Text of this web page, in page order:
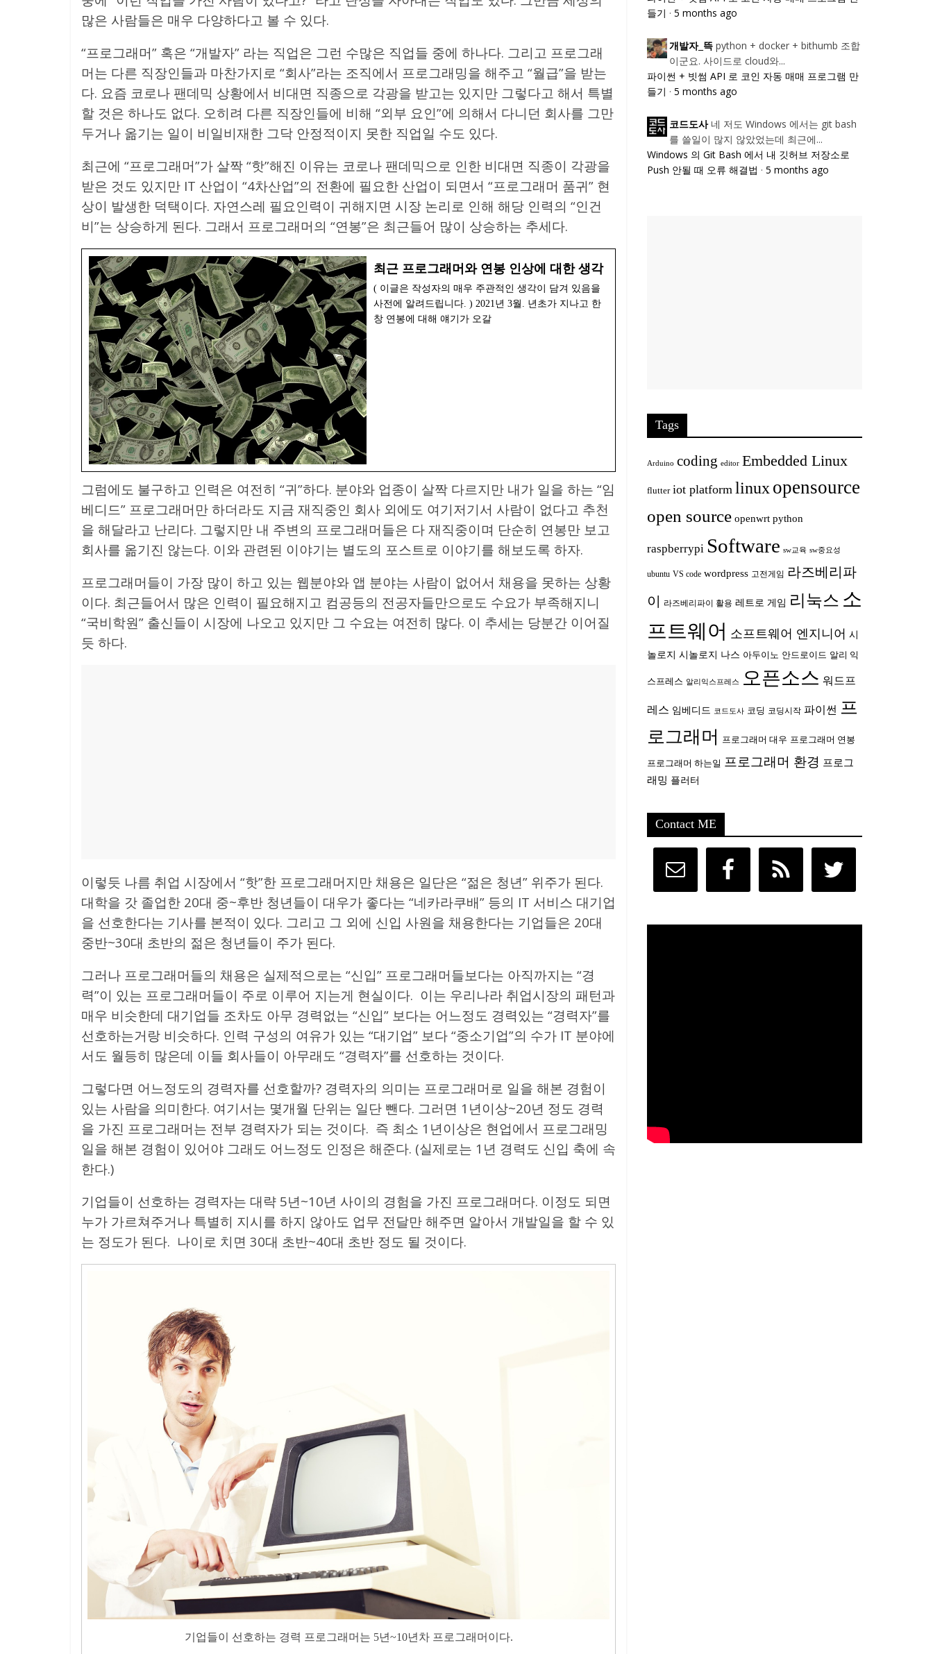
많은 사람들은 매우 다양하다고 볼 수 있다.
“프로그래머” 혹은 “개발자” 라는 직업은 그런 수많은 직업들 중에 하나다. 그리고 프로그래
머는 다른 직장인들과 마찬가지로 “회사”라는 조직에서 프로그래밍을 해주고 “월급”을 받는
다. 요즘 코로나 팬데믹 상황에서 비대면 직종으로 각광을 받고는 있지만 그렇다고 해서 특별
할 것은 하나도 없다. 오히려 다른 직장인들에 비해 “외부 요인”에 의해서 다니던 회사를 그만
두거나 옮기는 일이 비일비재한 그닥 안정적이지 못한 직업일 수도 있다.
최근에 “프로그래머”가 살짝 “핫”해진 이유는 코로나 팬데믹으로 인한 비대면 직종이 각광을
받은 것도 있지만 IT 산업이 “4차산업”의 전환에 필요한 산업이 되면서 “프로그래머 품귀” 현
상이 발생한 덕택이다. 자연스레 필요인력이 귀해지면 시장 논리로 인해 해당 인력의 “인건
비”는 상승하게 된다. 그래서 프로그래머의 “연봉”은 최근들어 많이 상승하는 추세다.
최근 프로그래머와 연봉 인상에 대한 생각
( 이글은 작성자의 매우 주관적인 생각이 담겨 있음을
사전에 알려드립니다. ) 2021년 3월. 년초가 지나고 한
창 연봉에 대해 얘기가 오갈
그럼에도 불구하고 인력은 여전히 “귀”하다. 분야와 업종이 살짝 다르지만 내가 일을 하는 “임
베디드” 프로그래머만 하더라도 지금 재직중인 회사 외에도 여기저기서 사람이 없다고 추천
을 해달라고 난리다. 그렇지만 내 주변의 프로그래머들은 다 재직중이며 단순히 연봉만 보고
회사를 옮기진 않는다. 이와 관련된 이야기는 별도의 포스트로 이야기를 해보도록 하자.
프로그래머들이 가장 많이 하고 있는 웹분야와 앱 분야는 사람이 없어서 채용을 못하는 상황
이다. 최근들어서 많은 인력이 필요해지고 컴공등의 전공자들만으로도 수요가 부족해지니
“국비학원” 출신들이 시장에 나오고 있지만 그 수요는 여전히 많다. 이 추세는 당분간 이어질
듯 하다.
이렇듯 나름 취업 시장에서 “핫”한 프로그래머지만 채용은 일단은 “젊은 청년” 위주가 된다.
대학을 갓 졸업한 20대 중~후반 청년들이 대우가 좋다는 “네카라쿠배” 등의 IT 서비스 대기업
을 선호한다는 기사를 본적이 있다. 그리고 그 외에 신입 사원을 채용한다는 기업들은 20대
중반~30대 초반의 젊은 청년들이 주가 된다.
그러나 프로그래머들의 채용은 실제적으로는 “신입” 프로그래머들보다는 아직까지는 “경
력”이 있는 프로그래머들이 주로 이루어 지는게 현실이다. 이는 우리나라 취업시장의 패턴과
매우 비슷한데 대기업들 조차도 아무 경력없는 “신입” 보다는 어느정도 경력있는 “경력자”를
선호하는거랑 비슷하다. 인력 구성의 여유가 있는 “대기업” 보다 “중소기업”의 수가 IT 분야에
서도 월등히 많은데 이들 회사들이 아무래도 “경력자”를 선호하는 것이다.
그렇다면 어느정도의 경력자를 선호할까? 경력자의 의미는 프로그래머로 일을 해본 경험이
있는 사람을 의미한다. 여기서는 몇개월 단위는 일단 뺀다. 그러면 1년이상~20년 정도 경력
을 가진 프로그래머는 전부 경력자가 되는 것이다. 즉 최소 1년이상은 현업에서 프로그래밍
일을 해본 경험이 있어야 그래도 어느정도 인정은 해준다. (실제로는 1년 경력도 신입 축에 속
한다.)
기업들이 선호하는 경력자는 대략 5년~10년 사이의 경험을 가진 프로그래머다. 이정도 되면
누가 가르쳐주거나 특별히 지시를 하지 않아도 업무 전달만 해주면 알아서 개발일을 할 수 있
는 정도가 된다. 나이로 치면 30대 초반~40대 초반 정도 될 것이다.
기업들이 선호하는 경력 프로그래머는 5년~10년차 프로그래머이다.
들기 · 5 months ago
개발자_뜩 python + docker + bithumb 조합
이군요. 사이드로 cloud와...
파이썬 + 빗썸 API 로 코인 자동 매매 프로그램 만
들기 · 5 months ago
코드도사 네 저도 Windows 에서는 git bash
를 쓸일이 많지 않았었는데 최근에...
Windows 의 Git Bash 에서 내 깃허브 저장소로
Push 안될 때 오류 해결법 · 5 months ago
Tags
Arduino coding editor Embedded Linux
flutter iot platform linux opensource
open source openwrt python
raspberrypi Software sw교육 sw중요성
ubuntu VS code wordpress 고전게임
라즈베리파
이
라즈베리파이 활용 레트로 게임 리눅스 소
프트웨어 소프트웨어 엔지니어 시
놀로지 시놀로지 나스 아두이노 안드로이드 알리 익
스프레스 알리익스프레스 오픈소스 워드프
레스 임베디드 코드도사 코딩 코딩시작 파이썬 프
로그래머
프로그래머 대우 프로그래머 연봉
프로그래머 하는일 프로그래머 환경 프로그
래밍 플러터
Contact ME